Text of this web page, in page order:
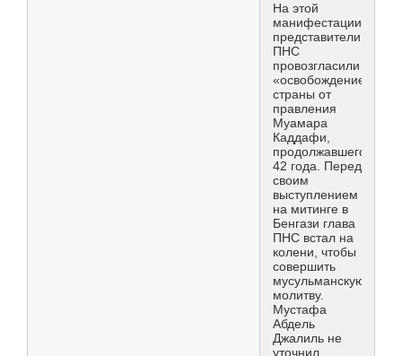
На этой
манифестации
представители
ПНС
провозгласили
«освобождение»
страны от
правления
Муамара
Каддафи,
продолжавшегося
42 года. Перед
своим
выступлением
на митинге в
Бенгази глава
ПНС встал на
колени, чтобы
совершить
мусульманскую
молитву.
Мустафа
Абдель
Джалиль не
уточнил,